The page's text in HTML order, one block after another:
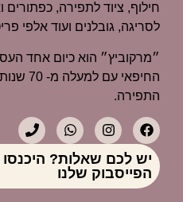
חילוף, ציוד לתפירה,
לסריגה, גובלנים ועוד אלפי
״מרקוביץ״ הוא כיום אחד
החיפאי
התפירה.
יש לכם שאלות? היכנסו
הפייסבוק שלנו